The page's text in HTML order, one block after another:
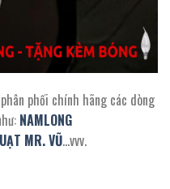
phối chính hãng các dòng
NAMLONG
MR. VŨ…vvv.